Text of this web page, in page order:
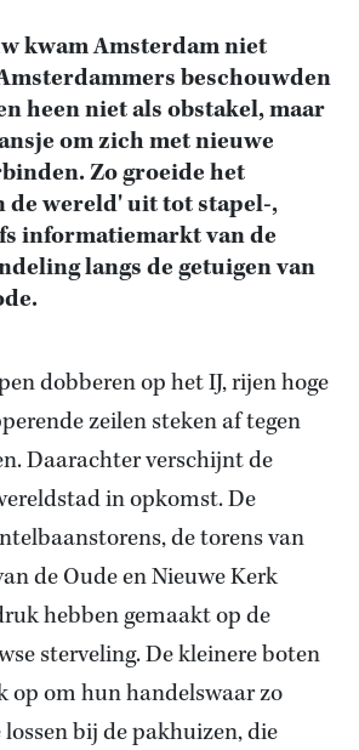
kwam Amsterdam niet
beschouwden
heen niet als obstakel, maar
om zich met nieuwe
Zo groeide het
de wereld' uit tot stapel-,
informatiemarkt van de
langsde getuigen van
dobberen op het IJ, rijen hoge
zeilen steken af tegen
Daarachter verschijntde
in opkomst. De
de torens van
de Oude en Nieuwe Kerk
hebben gemaakt op de
sterveling. De kleinere boten
op om hun handelswaar zo
bij de pakhuizen, die